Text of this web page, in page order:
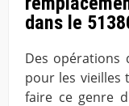
dans le
Des opérations
pour les vieilles
faire ce genre